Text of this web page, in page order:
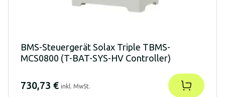
BMS-Steuergerät Solax Triple TBMS-
MCS0800 (T-BAT-SYS-HV Controller)
730,73 € inkl. MwSt.